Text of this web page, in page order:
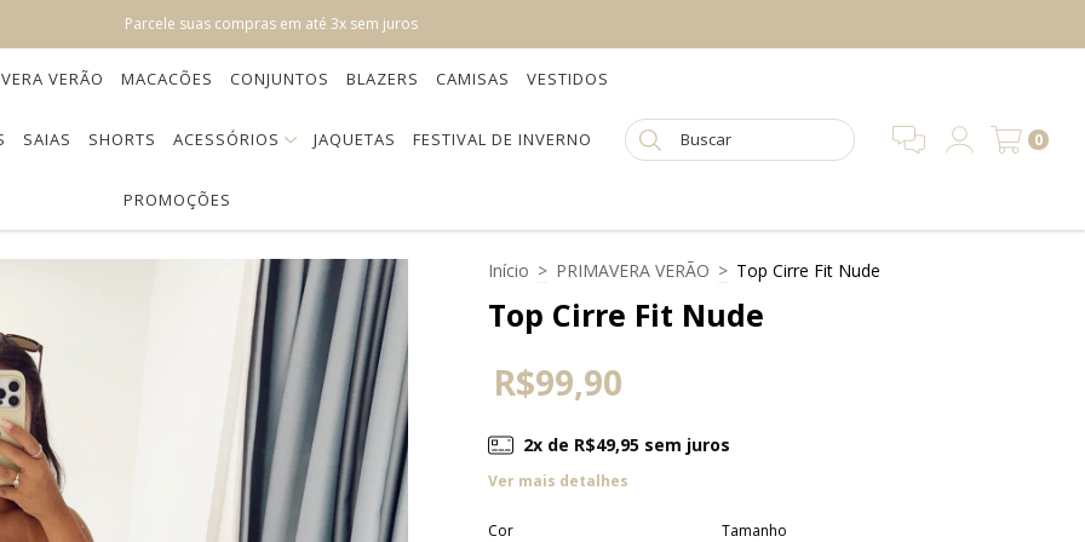
Parcele suas compras em até 3x sem juros
VERÃO MACACÕES CONJUNTOS BLAZERS CAMISAS VESTIDOS
SAIAS SHORTS ACESSÓRIOS JAQUETAS FESTIVAL DE INVERNO
PROMOÇÕES
0
Início > PRIMAVERA VERÃO > Top Cirre Fit Nude
Top Cirre Fit Nude
R$99,90
2x de R$49,95 sem juros
Ver mais detalhes
Cor Tamanho